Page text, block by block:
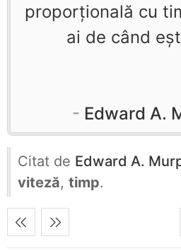
proporțională cu
ai de când
Edward A.
Citat de Edward A.
viteză, timp.